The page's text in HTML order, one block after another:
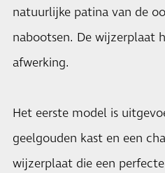
natuurlijke patina van de
nabootsen. De wijzerplaat
afwerking.
Het eerste model is
geelgouden kast en een
wijzerplaat die een